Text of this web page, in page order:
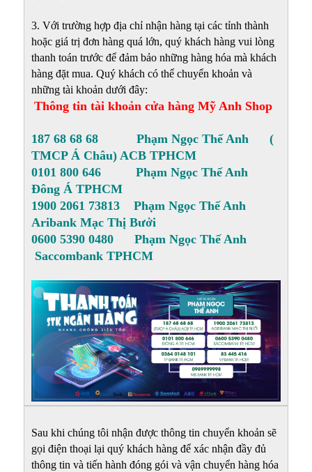
3. Với trường hợp địa chỉ nhận hàng tại các tỉnh thành
hoặc giá trị đơn hàng quá lớn, quý khách hàng vui lòng
thanh toán trước để đảm bảo những hàng hóa mà khách
hàng đặt mua. Quý khách có thể chuyển khoản và
những tài khoản dưới đây:
Thông tin tài khoản cửa hàng Mỹ Anh Shop
187 68 68 68 Phạm Ngọc Thế Anh (
TMCP Á Châu) ACB TPHCM
0101 800 646 Phạm Ngọc Thế Anh
Đông Á TPHCM
1900 2061 73813 Phạm Ngọc Thế Anh
Aribank Mạc Thị Bưởi
0600 5390 0480 Phạm Ngọc Thế Anh
Saccombank TPHCM
Sau khi chúng tôi nhận được thông tin chuyển khoản sẽ
gọi điện thoại lại quý khách hàng để xác nhận đầy đủ
thông tin và tiến hành đóng gói và vận chuyển hàng hóa